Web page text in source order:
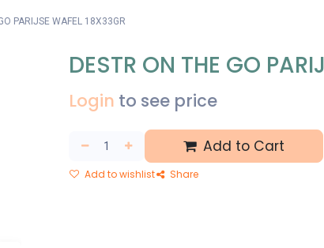
PARIJSE WAFEL 18X33GR
DESTR ON THE GO
Login to see price
Add to Cart
Add to wishlist Share